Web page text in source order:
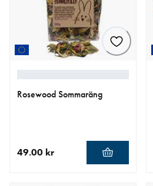
Rosewood Sommaräng
49.00 kr